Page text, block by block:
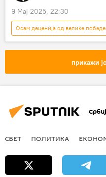
9 Мај 2025, 22:30
Осам деценија од велике
РУСИЈА
Русија
Парада победе
Срђан Перишић
прикажи
СВЕТ ПОЛИТИКА